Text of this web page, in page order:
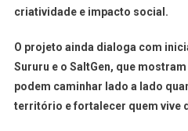
criatividade e impacto social.
O projeto ainda dialoga com
Sururu e o SaltGen, que
podem caminhar lado a lado
território e fortalecer quem vive